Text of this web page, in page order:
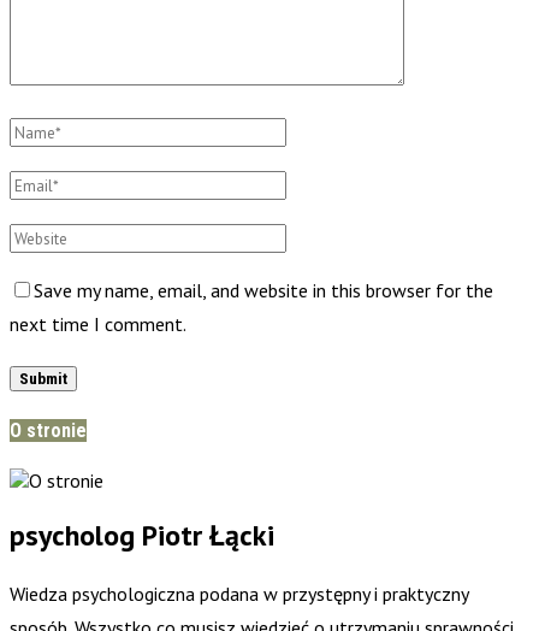
Save my name, email, and website in this browser for the
next time I comment.
O stronie
psycholog Piotr Łącki
Wiedza psychologiczna podana w przystępny i praktyczny